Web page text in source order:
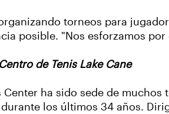
torneos para
posible. "Nos esforzamos
de Tenis Lake Cane
Center ha sido sede de
los últimos 34 años.